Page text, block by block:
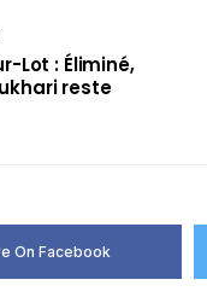
Lot : Éliminé,
reste
On Facebook